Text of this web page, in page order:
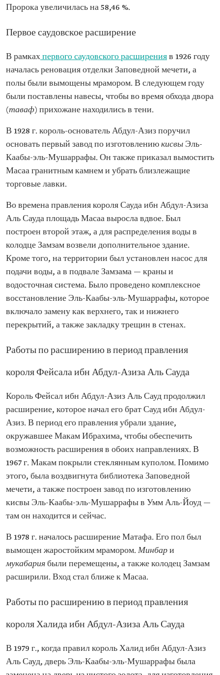
Пророка увеличилась на 58,46 %.
Первое саудовское расширение
В рамкахпервого саудовского расширенияв 1926 году
началась реновация отделки Заповедной мечети, а
полы были вымощены мрамором. В следующем году
были поставлены навесы, чтобы во время обхода двора
(таваф) прихожане находились в тени.
В 1928 г. король-основатель Абдул-Азиз поручил
основать первый завод по изготовлениюкисвы Эль-
Каабы-эль-Мушаррафы. Он также приказал вымостить
Масаа гранитным камнем и убрать близлежащие
торговые лавки.
Во времена правления короля Сауда ибн Абдул-Азиза
Аль Сауда площадь Масаа выросла вдвое. Был
построен второй этаж, а для распределения воды в
колодце Замзам возвели дополнительное здание.
Кроме того, на территории был установлен насос для
подачи воды, а в подвале Замзама — краны и
водосточная система. Было проведено комплексное
восстановление Эль-Каабы-эль-Мушаррафы, которое
включало замену как верхнего, так и нижнего
перекрытий, а также закладку трещин в стенах.
Работы по расширению в период правления
короля Фейсала ибн Абдул-Азиза Аль Сауда
Король Фейсал ибн Абдул-Азиз Аль Сауд продолжил
расширение, которое начал его брат Сауд ибн Абдул-
Азиз. В период его правления убрали здание,
окружавшее Макам Ибрахима, чтобы обеспечить
возможность расширения в обоих направлениях. В
1967 г. Макам покрыли стеклянным куполом. Помимо
этого, была воздвигнута библиотека Заповедной
мечети, а также построен завод по изготовлению
кисвы Эль-Каабы-эль-Мушаррафы в Умм Аль-Йоуд —
там он находится и сейчас.
В 1978 г. началось расширение Матафа. Его пол был
вымощен жаростойким мрамором.Минбари
мукабариябыли перемещены, а также колодец Замзам
расширили. Вход стал ближе к Масаа.
Работы по расширению в период правления
короля Халида ибн Абдул-Азиза Аль Сауда
В 1979 г., когда правил король Халид ибн Абдул-Азиз
Аль Сауд, дверь Эль-Каабы-эль-Мушаррафы была